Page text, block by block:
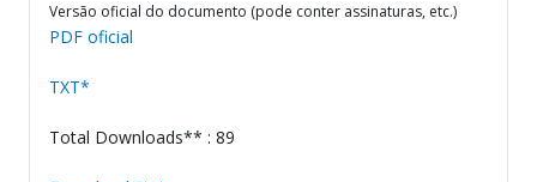
Versão oficial do documento (pode conter assinaturas, etc.)
PDF oficial
TXT*
Total Downloads** : 89